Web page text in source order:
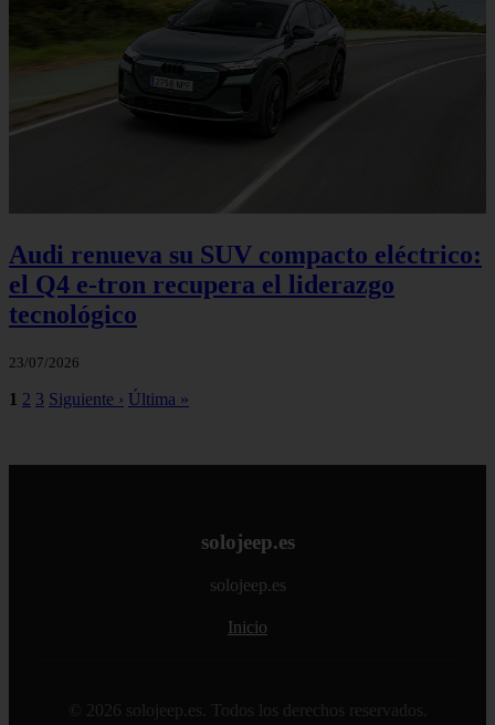
Audi renueva su SUV compacto eléctrico:
el Q4 e‑tron recupera el liderazgo
tecnológico
23/07/2026
1 2 3 Siguiente › Última »
solojeep.es
solojeep.es
Inicio
© 2026 solojeep.es. Todos los derechos reservados.